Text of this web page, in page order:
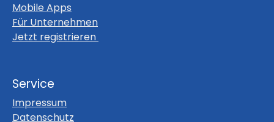
Mobile Apps
Für Unternehmen
Jetzt registrieren
Service
Impressum
Datenschutz